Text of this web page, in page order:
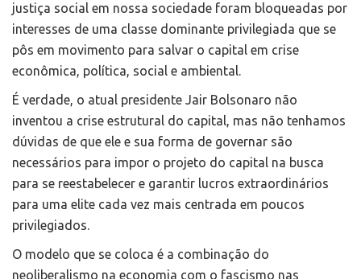
justiça social em nossa sociedade foram bloqueadas por
interesses de uma classe dominante privilegiada que se
pôs em movimento para salvar o capital em crise
econômica, política, social e ambiental.
É verdade, o atual presidente Jair Bolsonaro não
inventou a crise estrutural do capital, mas não tenhamos
dúvidas de que ele e sua forma de governar são
necessários para impor o projeto do capital na busca
para se reestabelecer e garantir lucros extraordinários
para uma elite cada vez mais centrada em poucos
privilegiados.
O modelo que se coloca é a combinação do
neoliberalismo na economia com o fascismo nas